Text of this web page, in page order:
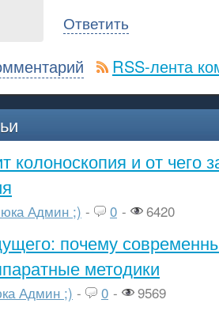
Ответить
RSS-лента
колоноскопия и от чего
Админ ;) - 0 - 6420
почему
методики
Админ ;) - 0 - 9569